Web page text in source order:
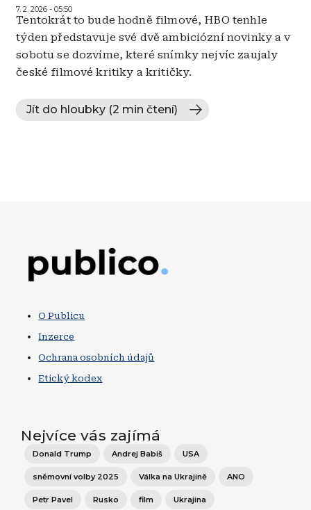
7. 2. 2026 - 05:50
Tentokrát to bude hodně filmové, HBO tenhle
týden představuje své dvě ambiciózní novinky a v
sobotu se dozvíme, které snímky nejvíc zaujaly
české filmové kritiky a kritičky.
Jít do hloubky (2 min čtení)
O Publicu
Inzerce
Ochrana osobních údajů
Etický kodex
Nejvíce vás zajímá
Donald Trump Andrej Babiš USA
sněmovní volby 2025 Válka na Ukrajině ANO
Petr Pavel Rusko film Ukrajina